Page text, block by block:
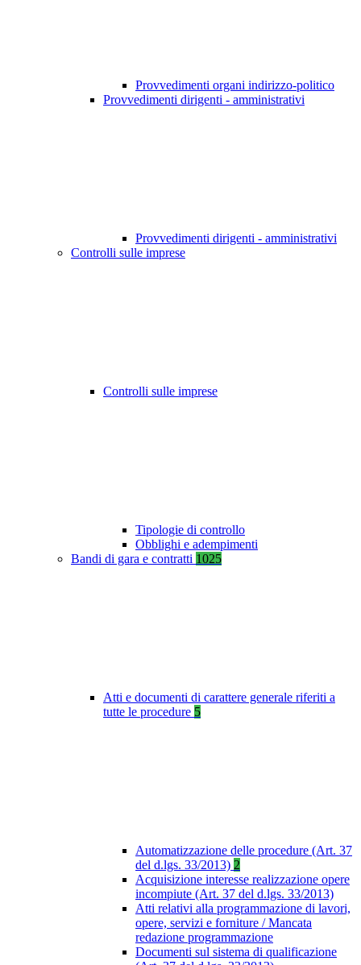
Provvedimenti organi indirizzo-politico
Provvedimenti dirigenti - amministrativi
Provvedimenti dirigenti - amministrativi
Controlli sulle imprese
Controlli sulle imprese
Tipologie di controllo
Obblighi e adempimenti
Bandi di gara e contratti 1025
Atti e documenti di carattere generale riferiti a
tutte le procedure 5
Automatizzazione delle procedure (Art. 37
del d.lgs. 33/2013) 2
Acquisizione interesse realizzazione opere
incompiute (Art. 37 del d.lgs. 33/2013)
Atti relativi alla programmazione di lavori,
opere, servizi e forniture / Mancata
redazione programmazione
Documenti sul sistema di qualificazione